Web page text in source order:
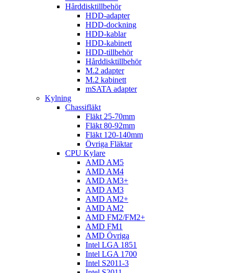
Hårddisktillbehör
HDD-adapter
HDD-dockning
HDD-kablar
HDD-kabinett
HDD-tillbehör
Hårddisktillbehör
M.2 adapter
M.2 kabinett
mSATA adapter
Kylning
Chassifläkt
Fläkt 25-70mm
Fläkt 80-92mm
Fläkt 120-140mm
Övriga Fläktar
CPU Kylare
AMD AM5
AMD AM4
AMD AM3+
AMD AM3
AMD AM2+
AMD AM2
AMD FM2/FM2+
AMD FM1
AMD Övriga
Intel LGA 1851
Intel LGA 1700
Intel S2011-3